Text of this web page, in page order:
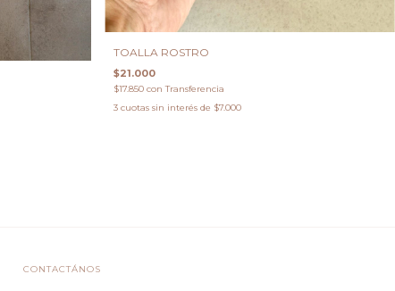
TOALLA ROSTRO
$21.000
$17.850con Transferencia
3 cuotas sin interés de $7.000
CONTACTÁNOS